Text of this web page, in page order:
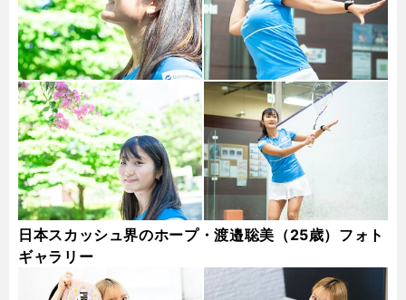
日本スカッシュ界のホープ・渡邉聡美（25歳）フォト
ギャラリー